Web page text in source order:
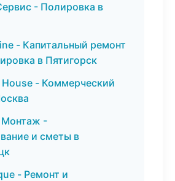
- Полировка в
- Капитальный ремонт
в Пятигорск
- Коммерческий
-
и сметы в
- Ремонт и